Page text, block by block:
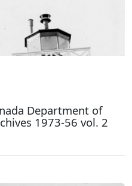
Department of
1973-56 vol. 2